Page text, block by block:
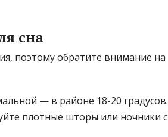
сна
поэтому обратите внимание на
— в районе 18-20 градусов.
плотные шторы или ночники с